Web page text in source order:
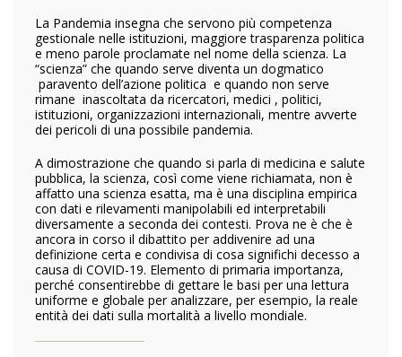
La Pandemia insegna che servono più competenza
gestionale nelle istituzioni, maggiore trasparenza politica
e meno parole proclamate nel nome della scienza. La
“scienza” che quando serve diventa un dogmatico
paravento dell’azione politica e quando non serve
rimane inascoltata da ricercatori, medici , politici,
istituzioni, organizzazioni internazionali, mentre avverte
dei pericoli di una possibile pandemia.
A dimostrazione che quando si parla di medicina e salute
pubblica, la scienza, così come viene richiamata, non è
affatto una scienza esatta, ma è una disciplina empirica
con dati e rilevamenti manipolabili ed interpretabili
diversamente a seconda dei contesti. Prova ne è che è
ancora in corso il dibattito per addivenire ad una
definizione certa e condivisa di cosa significhi decesso a
causa di COVID-19. Elemento di primaria importanza,
perché consentirebbe di gettare le basi per una lettura
uniforme e globale per analizzare, per esempio, la reale
entità dei dati sulla mortalità a livello mondiale.